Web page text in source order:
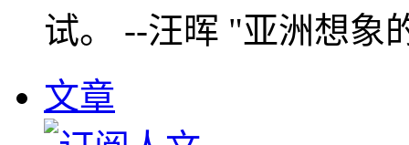
试。 --汪晖 "亚洲想象
文章